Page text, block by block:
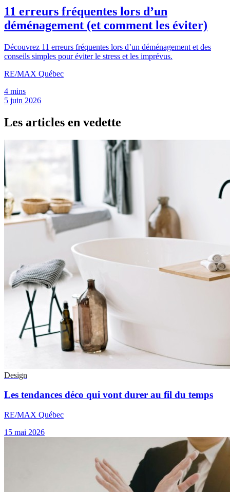
11 erreurs fréquentes lors d’un
déménagement (et comment les éviter)
Découvrez 11 erreurs fréquentes lors d’un déménagement et des
conseils simples pour éviter le stress et les imprévus.
RE/MAX Québec
4 mins
5 juin 2026
Les articles en vedette
Design
Les tendances déco qui vont durer au fil du temps
RE/MAX Québec
15 mai 2026